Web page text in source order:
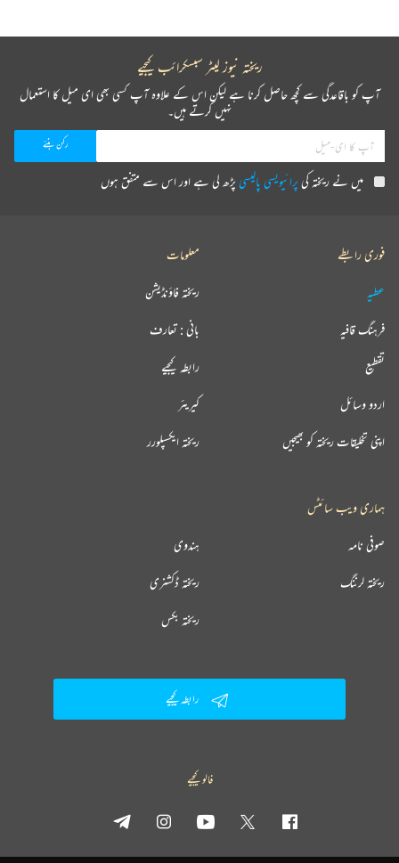
ریختہ نیوز لیٹر سبسکرائب کیجیے
آپ کو باقاعدگی سے کچھ حاصل کرنا ہے لیکن اس کے علاوہ آپ کسی بھی ای میل کا استعمال
نہیں کرتے ہیں۔
میں نے ریختہ کیپرائیویسی پالیسیپڑھ لی ہے اور اس سے متفق ہوں
فوری رابطے
عطیہ
فرہنگ قافیہ
تقطیع
اردو وسائل
اپنی تخلیقات ریختہ کو بھیجیں
معلومات
ریختہ فاؤنڈیشن
بانی : تعارف
رابطہ کیجیے
کیریئر
ریختہ ایکسپلورر
ہماری ویب سائٹس
ہندوی صوفی نامہ
ریختہ ڈکشنری ریختہ لرننگ
ریختہ بکس
رابطہ کیجیے
فالو کیجیے